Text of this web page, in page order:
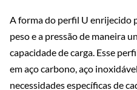
A forma do perfil U enrijecido
peso e a pressão de maneira
capacidade de carga. Esse
em aço carbono, aço
necessidades específicas de